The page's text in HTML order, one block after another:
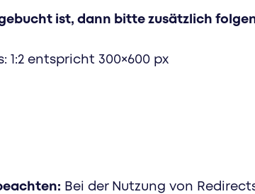
ist, dann bitte zusätzlich
entspricht 300×600 px
Bei der Nutzung von